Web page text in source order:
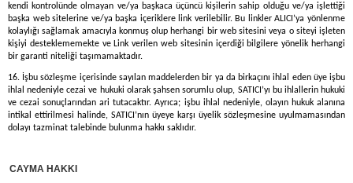
kendi kontrolünde olmayan ve/ya başkaca üçüncü kişilerin sahip olduğu ve/ya işlettiği
başka web sitelerine ve/ya başka içeriklere link verilebilir. Bu linkler ALICI’ya yönlenme
kolaylığı sağlamak amacıyla konmuş olup herhangi bir web sitesini veya o siteyi işleten
kişiyi desteklememekte ve Link verilen web sitesinin içerdiği bilgilere yönelik herhangi
bir garanti niteliği taşımamaktadır.
16. İşbu sözleşme içerisinde sayılan maddelerden bir ya da birkaçını ihlal eden üye işbu
ihlal nedeniyle cezai ve hukuki olarak şahsen sorumlu olup, SATICI’yı bu ihlallerin hukuki
ve cezai sonuçlarından ari tutacaktır. Ayrıca; işbu ihlal nedeniyle, olayın hukuk alanına
intikal ettirilmesi halinde, SATICI’nın üyeye karşı üyelik sözleşmesine uyulmamasından
dolayı tazminat talebinde bulunma hakkı saklıdır.
CAYMA HAKKI